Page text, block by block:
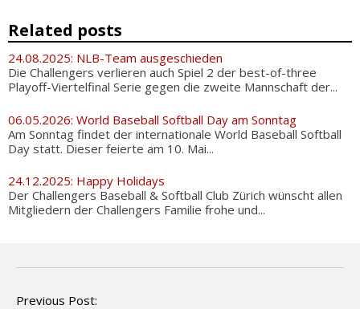
Related posts
24.08.2025: NLB-Team ausgeschieden
Die Challengers verlieren auch Spiel 2 der best-of-three
Playoff-Viertelfinal Serie gegen die zweite Mannschaft der...
06.05.2026: World Baseball Softball Day am Sonntag
Am Sonntag findet der internationale World Baseball Softball
Day statt. Dieser feierte am 10. Mai...
24.12.2025: Happy Holidays
Der Challengers Baseball & Softball Club Zürich wünscht allen
Mitgliedern der Challengers Familie frohe und...
P
Previous Post: